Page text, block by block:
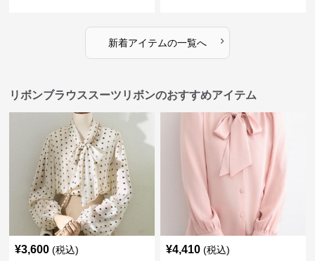
新着アイテムの一覧へ ›
リボンブラウススーツリボンのおすすめアイテム
¥3,600 (税込) ¥4,410 (税込)